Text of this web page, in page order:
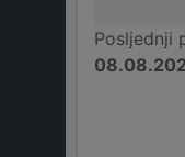
Posljednji